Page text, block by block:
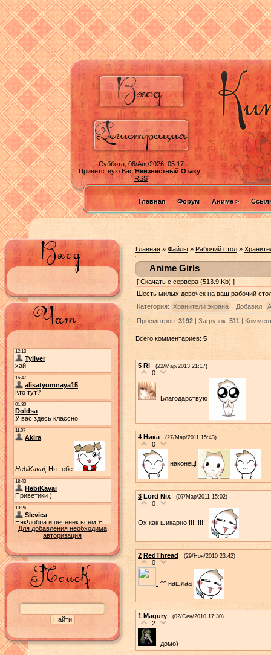
Суббота, 08/Авг/2026, 05:17
Приветствую ВасНеизвестный Отаку|
RSS
Главная Форум Аниме >
Для добавления необходима
авторизация
Главная » Файлы » Рабочий стол »
Anime Girls
[ Скачать с сервера (513.9 Kb) ]
Шесть милых девочек на ваш рабочий
Категория: Хранители экрана | Добавил:
Просмотров: 3192 | Загрузок: 511 |
Всего комментариев: 5
5 Ri (22/Мар/2013 21:17)
0
Благодарствую
4 Ника (27/Мар/2011 15:43)
0
наконец!
3 Lord Nix (07/Мар/2011 15:02)
0
Ох как шикарно!!!!!!!!!!!
2 RedThread (29/Ноя/2010 23:42)
0
^^ нашлаа
1 Magury (02/Сен/2010 17:30)
2
домо)